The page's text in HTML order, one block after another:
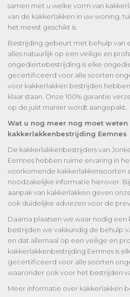
samen met u welke vorm van
van de kakkerlakken in uw woning,
het meest geschikt is.
Bestrijding gebeurt met behulp van
alles natuurlijk op een veilige en
ongediertebestrijding is elke
gecertificeerd voor alle soorten
voor kakkerlakken bestrijden
klaar staan. Onze 100% garantie
op de juist manier wordt aangepakt.
Wat u nog meer nog moet weten
kakkerlakkenbestrijding Eemnes
De kakkerlakkenbestrijders van
Eemnes hebben ruime ervaring in
voorkomende kakkerlakkensoorten
noodzakelijke informatie hierover.
aanpak van kakkerlakken geven
ook duidelijke adviezen voor de
Daarna plaatsen we waar nodig een
bestrijden we vakkundig de behulp
en dat allemaal op een veilige en
kakkerlakkenbestrijding Eemnes is
gecertificeerd voor alle soorten
waaronder ook voor het bestrijden
Meer informatie over kakkerlakken